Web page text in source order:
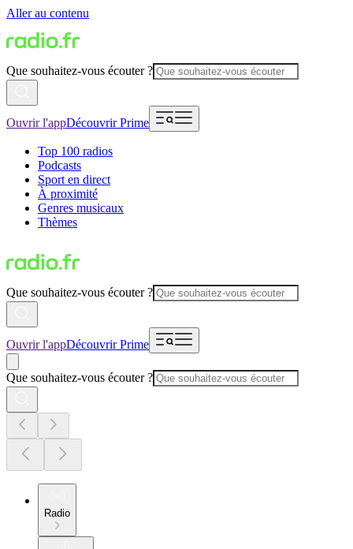
Aller au contenu
Que souhaitez-vous écouter ?
Ouvrir l'appDécouvrir Prime
Top 100 radios
Podcasts
Sport en direct
À proximité
Genres musicaux
Thèmes
Que souhaitez-vous écouter ?
Ouvrir l'appDécouvrir Prime
Que souhaitez-vous écouter ?
Radio